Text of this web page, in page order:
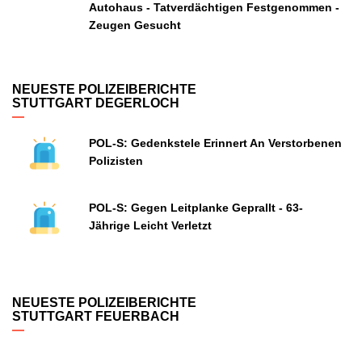
Autohaus - Tatverdächtigen Festgenommen -
Zeugen Gesucht
NEUESTE POLIZEIBERICHTE
STUTTGART DEGERLOCH
POL-S: Gedenkstele Erinnert An Verstorbenen
Polizisten
POL-S: Gegen Leitplanke Geprallt - 63-
Jährige Leicht Verletzt
NEUESTE POLIZEIBERICHTE
STUTTGART FEUERBACH